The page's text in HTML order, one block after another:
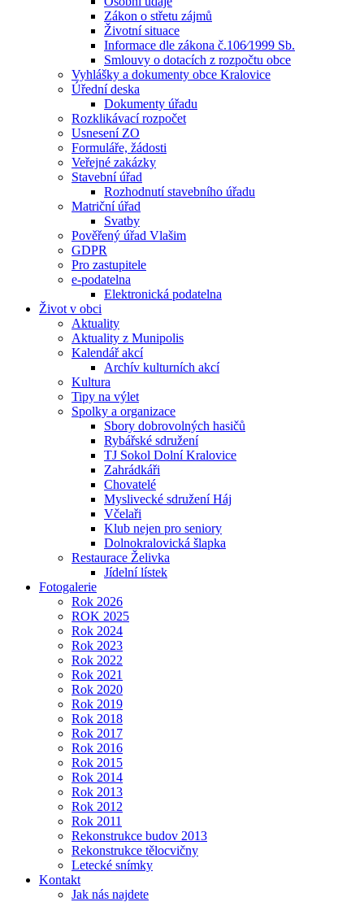
Zákon o střetu zájmů
Životní situace
Informace dle zákona č.106⁄1999 Sb.
Smlouvy o dotacích z rozpočtu obce
Vyhlášky a dokumenty obce Kralovice
Úřední deska
Dokumenty úřadu
Rozklikávací rozpočet
Usnesení ZO
Formuláře, žádosti
Veřejné zakázky
Stavební úřad
Rozhodnutí stavebního úřadu
Matriční úřad
Svatby
Pověřený úřad Vlašim
GDPR
Pro zastupitele
e-podatelna
Elektronická podatelna
Život v obci
Aktuality
Aktuality z Munipolis
Kalendář akcí
Archív kulturních akcí
Kultura
Tipy na výlet
Spolky a organizace
Sbory dobrovolných hasičů
Rybářské sdružení
TJ Sokol Dolní Kralovice
Zahrádkáři
Chovatelé
Myslivecké sdružení Háj
Včelaři
Klub nejen pro seniory
Dolnokralovická šlapka
Restaurace Želivka
Jídelní lístek
Fotogalerie
Rok 2026
ROK 2025
Rok 2024
Rok 2023
Rok 2022
Rok 2021
Rok 2020
Rok 2019
Rok 2018
Rok 2017
Rok 2016
Rok 2015
Rok 2014
Rok 2013
Rok 2012
Rok 2011
Rekonstrukce budov 2013
Rekonstrukce tělocvičny
Letecké snímky
Kontakt
Jak nás najdete